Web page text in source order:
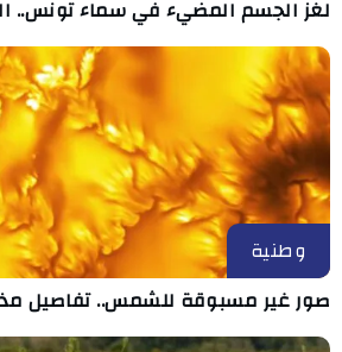
لغز الجسم المضيء في سماء تونس..
وطنية
صور غير مسبوقة للشمس.. تفاصيل